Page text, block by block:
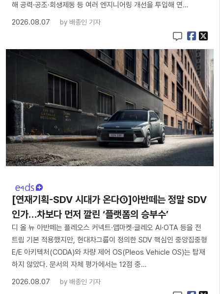
해 공력·공조·회생제동 등 여러 엔지니어링 개선을 투입해 연…
2026.08.07
by 배종인 기자
[연재기획-SDV 시대가 온다①]아반떼는 정말 SDV
인가…차보다 먼저 깔린 ‘플랫폼의 승부수’
디 올 뉴 아반떼는 플레오스 커넥트·앱마켓·글레오 AI·OTA 등을 전
트림 기본 적용했지만, 현대차그룹이 정의한 SDV 핵심인 중앙집중형
E/E 아키텍처(CODA)와 차량 제어 OS(Pleos Vehicle OS)는 탑재
하지 않았다. 문서의 자체 평가에서는 12점 중…
2026.08.07
by 배종인 기자